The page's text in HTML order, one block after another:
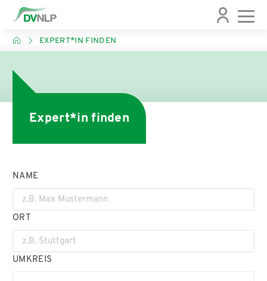
EXPERT*IN FINDEN
Expert*in finden
NAME
ORT
UMKREIS